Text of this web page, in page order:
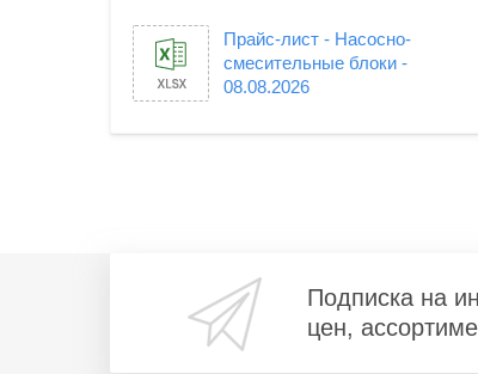
Прайс-лист - Насосно-
смесительные блоки -
08.08.2026
Подписка на
цен,